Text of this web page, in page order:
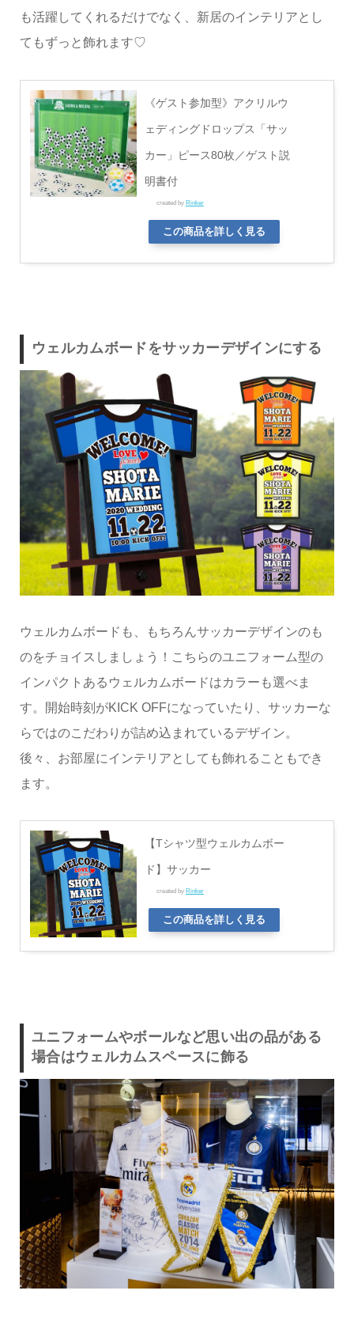
も活躍してくれるだけでなく、新居のインテリアとし
てもずっと飾れます♡
《ゲスト参加型》アクリルウ
ェディングドロップス「サッ
カー」ピース80枚／ゲスト説
明書付
created by Rinker
この商品を詳しく見る
ウェルカムボードをサッカーデザインにする
ウェルカムボードも、もちろんサッカーデザインのも
のをチョイスしましょう！こちらのユニフォーム型の
インパクトあるウェルカムボードはカラーも選べま
す。開始時刻がKICK OFFになっていたり、サッカーな
らではのこだわりが詰め込まれているデザイン。
後々、お部屋にインテリアとしても飾れることもでき
ます。
【Tシャツ型ウェルカムボー
ド】サッカー
created by Rinker
この商品を詳しく見る
ユニフォームやボールなど思い出の品がある
場合はウェルカムスペースに飾る